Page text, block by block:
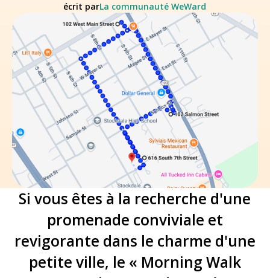
écrit parLa communauté WeWard
Si vous êtes à la recherche d'une
promenade conviviale et
revigorante dans le charme d'une
petite ville, le « Morning Walk